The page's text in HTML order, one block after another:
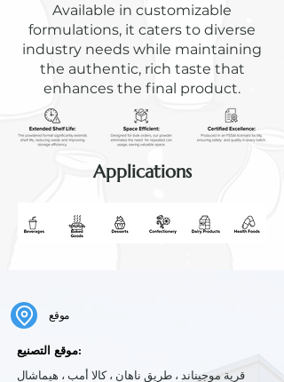
Available in customizable
formulations, it caters to diverse
industry needs while maintaining
the authentic, rich taste that
enhances the final product.
Applications
موقع
موقع التصنيع:
قرية موجيناند ، طريق ناهان ، كالا أمب ، هيماشال